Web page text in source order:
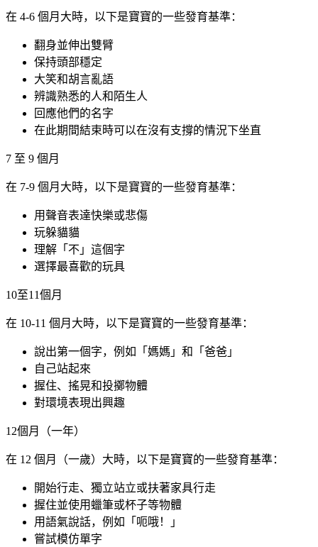
在 4-6 個月大時，以下是寶寶的一些發育基準：
翻身並伸出雙臂
保持頭部穩定
大笑和胡言亂語
辨識熟悉的人和陌生人
回應他們的名字
在此期間結束時可以在沒有支撐的情況下坐直
7 至 9 個月
在 7-9 個月大時，以下是寶寶的一些發育基準：
用聲音表達快樂或悲傷
玩躲貓貓
理解「不」這個字
選擇最喜歡的玩具
10至11個月
在 10-11 個月大時，以下是寶寶的一些發育基準：
說出第一個字，例如「媽媽」和「爸爸」
自己站起來
握住、搖晃和投擲物體
對環境表現出興趣
12個月（一年）
在 12 個月（一歲）大時，以下是寶寶的一些發育基準：
開始行走、獨立站立或扶著家具行走
握住並使用蠟筆或杯子等物體
用語氣說話，例如「呃哦！」
嘗試模仿單字